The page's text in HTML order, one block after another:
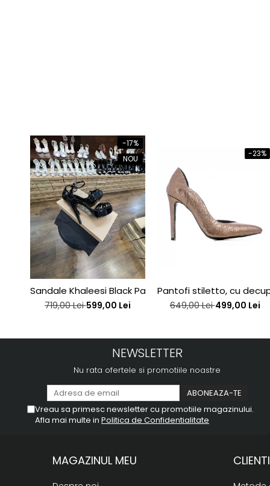
-17%
NOU
Sandale Khaleesi Black Patent
719,00 Lei599,00 Lei
-23%
Pantofi stiletto, cu
649,00 Lei499,00 Lei
NEWSLETTER
Nu rata ofertele si promotiile noastre
Vreau sa primesc newsletter cu promotiile magazinului.
Afla mai multe in Politica de Confidentialitate
MAGAZINUL MEU CLIENTI